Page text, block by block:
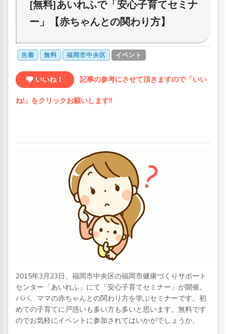
[無料]あいれふで「安心子育てセミナ
ー」【赤ちゃんとの関わり方】
先着 無料 福岡市中央区 イベント
いいね！ 記事の参考にさせて頂きますので「いい
ね!」をクリックお願いします!!
2015年3月23日、福岡市中央区の福岡市健康づくりサポート
センター「あいれふ」にて「安心子育てセミナー」が開催。
パパ、ママの赤ちゃんとの関わり方を学ぶセミナーです。初
めての子育てに戸惑いも多い方も多いと思います。無料です
のでお気軽にイベントに参加されてはいかがでしょうか。